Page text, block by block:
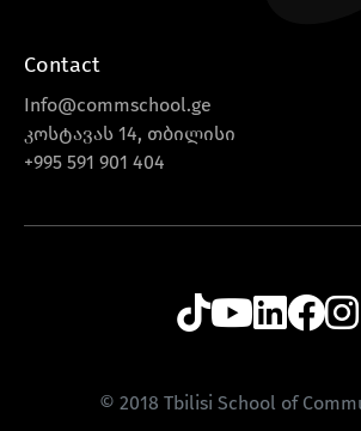
Contact
Info@commschool.ge
კოსტავას 14, თბილისი
+995 591 901 404
© 2018 Tbilisi School of